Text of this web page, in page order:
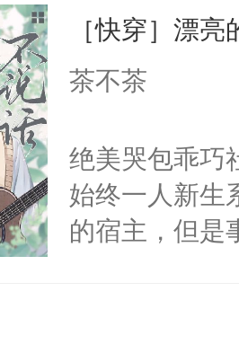
骄纵和死缠
人。梁允闯
命去填。梁允
马耍赖上位，
贴成一对
别人老婆翻旧
病，一个个
上了还是无动
间变脸背叛他
的恶事他都对
一个权力滔天
右男主又报复
［快穿］漂
茶不茶
绝美哭包乖巧
始终一人新生
的宿主，但